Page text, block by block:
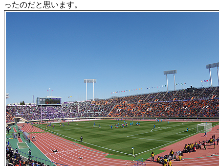
ったのだと思います。